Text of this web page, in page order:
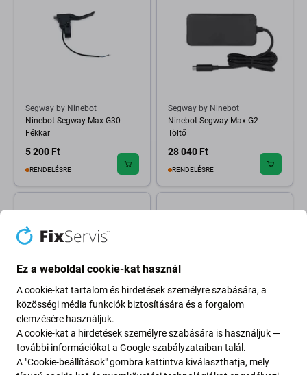
Segway by Ninebot
Ninebot Segway Max G30 -
Fékkar
5 200 Ft
RENDELÉSRE
Segway by Ninebot
Ninebot Segway Max G2 -
Töltő
28 040 Ft
RENDELÉSRE
Segway by Ninebot
Ninebot Segway F2, F2 Pro -
Töltő
Segway by Ninebot
Segway Kickscooter P65,
P100S P100SE - NFC kártya
Ez a weboldal cookie-kat használ
A cookie-kat tartalom és hirdetések személyre szabására, a
közösségi média funkciók biztosítására és a forgalom
elemzésére használjuk.
A cookie-kat a hirdetések személyre szabására is használjuk —
további információkat a Google szabályzataiban talál.
A "Cookie-beállítások" gombra kattintva kiválaszthatja, mely